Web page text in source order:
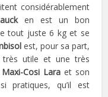
considérablement
en est un bon
tout juste 6 kg et se
est, pour sa part,
très utile et une très
Maxi-Cosi Laraet son
pratiques, qu’il est